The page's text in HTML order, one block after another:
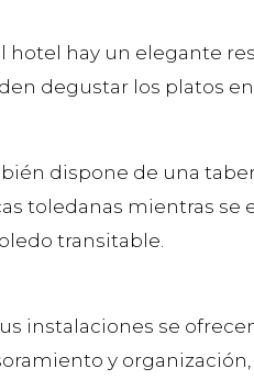
hotel hay un elegante
degustar los platos
dispone de una
toledanas mientras se
transitable.
instalaciones se
y